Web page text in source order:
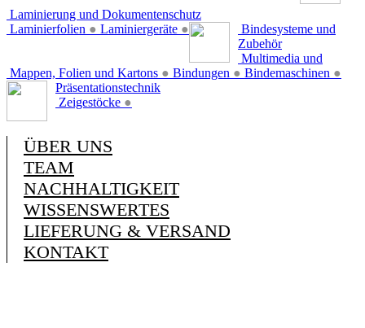
Laminierung und Dokumentenschutz
Laminierfolien ● Laminiergeräte ●
Bindesysteme und
Zubehör
Mappen, Folien und Kartons ● Bindungen ● Bindemaschinen ●
Multimedia und
Präsentationstechnik
Zeigestöcke ●
ÜBER UNS
TEAM
NACHHALTIGKEIT
WISSENSWERTES
LIEFERUNG & VERSAND
KONTAKT